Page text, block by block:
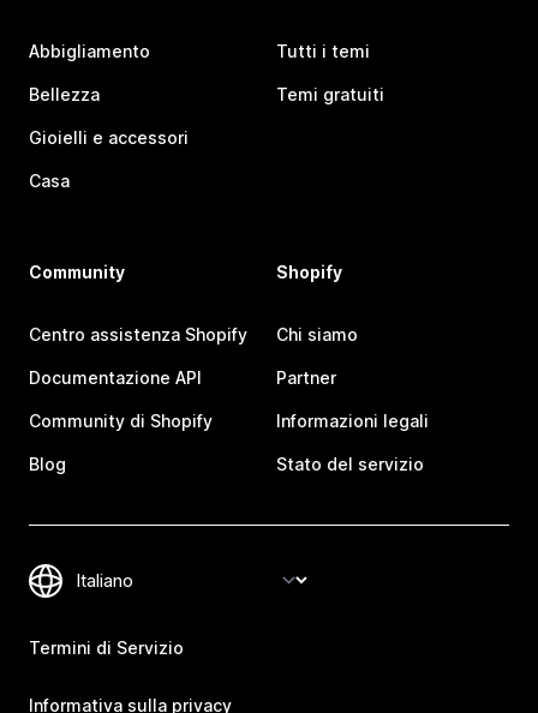
Abbigliamento
Bellezza
Gioielli e accessori
Casa
Tutti i temi
Temi gratuiti
Community
Centro assistenza Shopify
Documentazione API
Community di Shopify
Blog
Shopify
Chi siamo
Partner
Informazioni legali
Stato del servizio
Termini di Servizio
Informativa sulla privacy